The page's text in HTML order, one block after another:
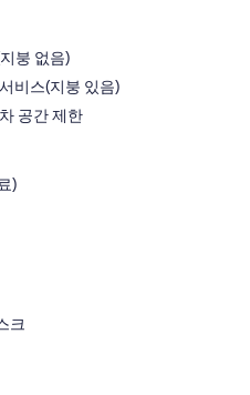
붕 없음)
비스(지붕 있음)
공간 제한
)
크